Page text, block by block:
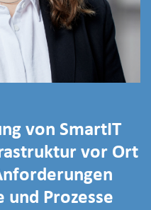
von SmartIT
vor Ort
und Prozesse